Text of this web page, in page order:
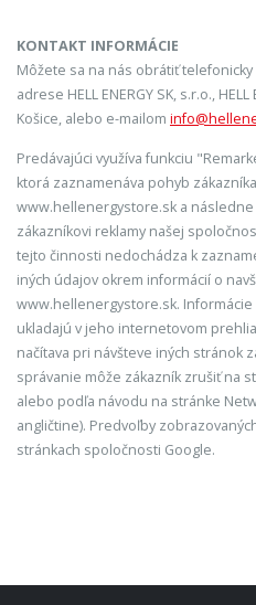
KONTAKT INFORMÁCIE
Môžete sa na nás obrátiť
adrese HELL ENERGY SK, s.r.o.,
Košice, alebo e-mailom
Predávajúci využíva funkciu
ktorá zaznamenáva pohyb
www.hellenergystore.sk a
zákazníkovi reklamy našej
tejto činnosti nedochádza k
iných údajov okrem informácií o
www.hellenergystore.sk.
ukladajú v jeho internetovom
načítava pri návšteve iných stránok
správanie môže zákazník zrušiť na
alebo podľa návodu na stránke
angličtine). Predvoľby
stránkach spoločnosti Google.